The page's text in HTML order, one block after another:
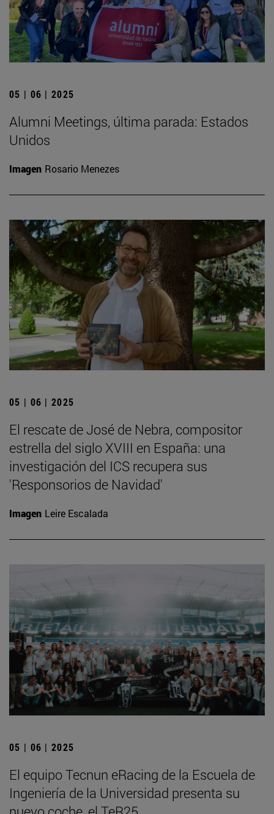
05 | 06 | 2025
Alumni Meetings, última parada: Estados
Unidos
Imagen Rosario Menezes
05 | 06 | 2025
El rescate de José de Nebra, compositor
estrella del siglo XVIII en España: una
investigación del ICS recupera sus
'Responsorios de Navidad'
Imagen Leire Escalada
05 | 06 | 2025
El equipo Tecnun eRacing de la Escuela de
Ingeniería de la Universidad presenta su